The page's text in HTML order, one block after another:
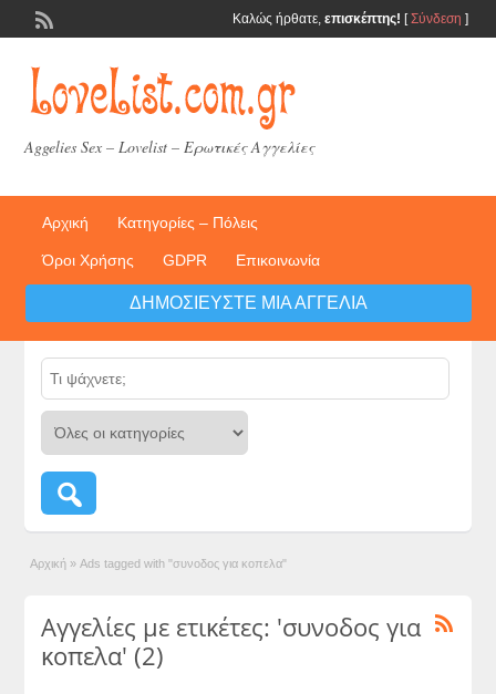
Καλώς ήρθατε, επισκέπτης! [Σύνδεση ]
Aggelies Sex – Lovelist – Ερωτικές Αγγελίες
Αρχική Κατηγορίες – Πόλεις
Όροι Χρήσης GDPR Επικοινωνία
ΔΗΜΟΣΙΕΎΣΤΕ ΜΙΑ ΑΓΓΕΛΊΑ
Αρχική » Ads tagged with "συνοδος για κοπελα"
Αγγελίες με ετικέτες: 'συνοδος για
κοπελα' (2)